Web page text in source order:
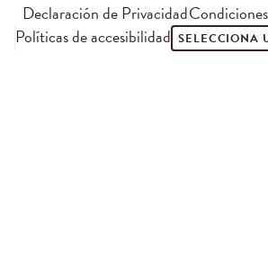
Declaración de Privacidad
Políticas de accesibilidad SELECCIONA